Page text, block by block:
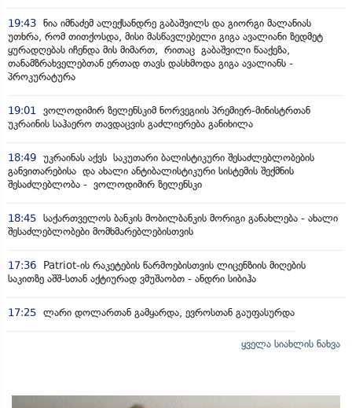
19:43 ნია იმნაძემ ალექსანდრე გაბაშვილს და გიორგი მალანიას
უთხრა, რომ თითქოსდა, მისი მასწავლებელი გიგა ავალიანი ზედმეტ
ყურადღებას იჩენდა მის მიმართ, რითაც გაბაშვილი წააქეზა,
თანამზრახველებთან ერთად თავს დასხმოდა გიგა ავალიანს -
პროკურატურა
19:01
ვოლოდიმირ ზელენსკიმ ნორვეგიის პრემიერ-მინისტრთან
უკრაინის საჰაერო თავდაცვის გაძლიერება განიხილა
18:49 უკრაინას აქვს საკუთარი ბალისტიკური შესაძლებლობების
განვითარებისა და ახალი ანტიბალისტიკური სისტემის შექმნის
შესაძლებლობა - ვოლოდიმირ ზელენსკი
18:45 საქართველოს ბანკის მობილბანკის მორიგი განახლება - ახალი
შესაძლებლობები მომხმარებლებისთვის
17:36
Patriot-ის რაკეტების წარმოებისთვის ლიცენზიის მიღების
საკითზე აშშ-სთან აქტიურად ვმუშაობთ - ანდრი სიბიჰა
17:25 ლარი დოლართან გამყარდა, ევროსთან გაუფასურდა
ყველა სიახლის ნახვა